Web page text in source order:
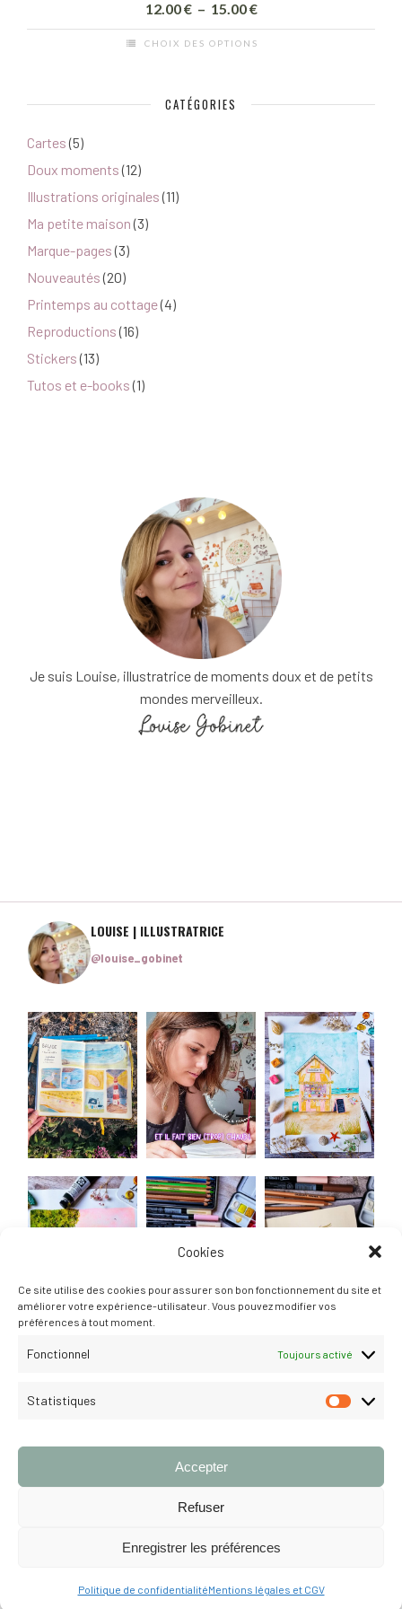
Cookies
Ce site utilise des cookies pour assurer son bon fonctionnement du site et
améliorer votre expérience-utilisateur. Vous pouvez modifier vos
préférences à tout moment.
Fonctionnel Toujours activé
Statistiques
Accepter
Refuser
Enregistrer les préférences
Politique de confidentialitéMentions légales et CGV
12.00€ – 15.00€Plage
de
CHOIX DES OPTIONS
a
variations.
Les
options
peuvent
choisies
sur
la
page
du
CATÉGORIES
Cartes (5)
Doux moments (12)
Illustrations originales (11)
Ma petite maison (3)
Marque-pages (3)
Nouveautés (20)
Printemps au cottage(4)
Reproductions (16)
Stickers (13)
Tutos et e-books (1)
Je suis Louise, illustratrice de moments doux et de petits
mondes merveilleux.
LOUISE | ILLUSTRATRICE
@louise_gobinet
© 2026 Louise Gobinet. Tous droits réservés.MENTIONS LÉGALES &